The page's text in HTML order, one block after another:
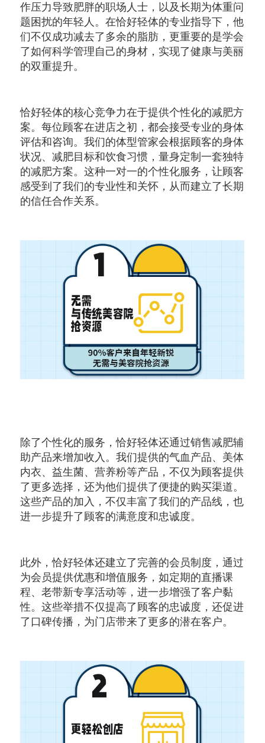
作压力导致肥胖的职场人士，以及长期为体重问
题困扰的年轻人。在恰好轻体的专业指导下，他
们不仅成功减去了多余的脂肪，更重要的是学会
了如何科学管理自己的身材，实现了健康与美丽
的双重提升。
恰好轻体的核心竞争力在于提供个性化的减肥方
案。每位顾客在进店之初，都会接受专业的身体
评估和咨询。我们的体型管家会根据顾客的身体
状况、减肥目标和饮食习惯，量身定制一套独特
的减肥方案。这种一对一的个性化服务，让顾客
感受到了我们的专业性和关怀，从而建立了长期
的信任合作关系。
除了个性化的服务，恰好轻体还通过销售减肥辅
助产品来增加收入。我们提供的气血产品、美体
内衣、益生菌、营养粉等产品，不仅为顾客提供
了更多选择，还为他们提供了便捷的购买渠道。
这些产品的加入，不仅丰富了我们的产品线，也
进一步提升了顾客的满意度和忠诚度。
此外，恰好轻体还建立了完善的会员制度，通过
为会员提供优惠和增值服务，如定期的直播课
程、老带新专享活动等，进一步增强了客户黏
性。这些举措不仅提高了顾客的忠诚度，还促进
了口碑传播，为门店带来了更多的潜在客户。